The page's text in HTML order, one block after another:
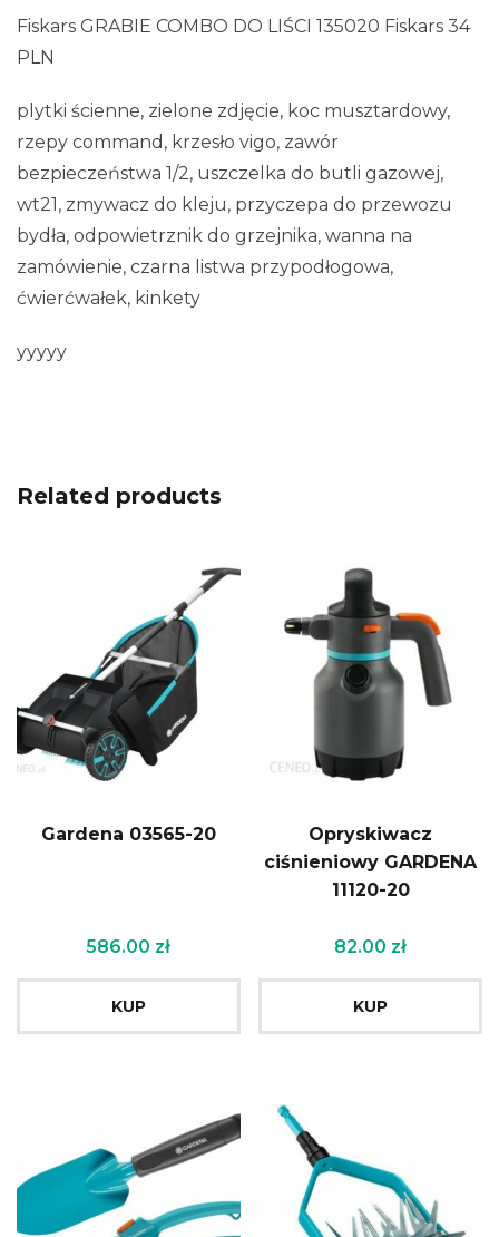
Fiskars GRABIE COMBO DO LIŚCI 135020 Fiskars 34
PLN
plytki ścienne, zielone zdjęcie, koc musztardowy,
rzepy command, krzesło vigo, zawór
bezpieczeństwa 1/2, uszczelka do butli gazowej,
wt21, zmywacz do kleju, przyczepa do przewozu
bydła, odpowietrznik do grzejnika, wanna na
zamówienie, czarna listwa przypodłogowa,
ćwierćwałek, kinkety
yyyyy
Related products
Gardena 03565-20
586.00 zł
KUP
Opryskiwacz
ciśnieniowy GARDENA
11120-20
82.00 zł
KUP